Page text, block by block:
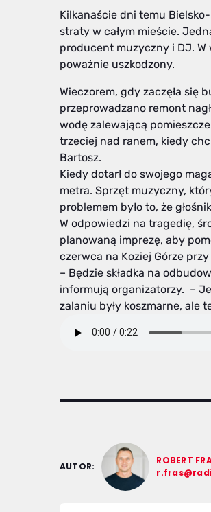
Kilkanaście dni temu
straty w całym mieście.
producent muzyczny i DJ.
poważnie uszkodzony.
Wieczorem, gdy zaczęła się
przeprowadzano remont
wodę zalewającą
trzeciej nad ranem, kiedy
Bartosz.
Kiedy dotarł do swojego
metra. Sprzęt muzyczny,
problemem było to, że
W odpowiedzi na tragedię,
planowaną imprezę, aby
czerwca na Koziej Górze
– Będzie składka na
informują organizatorzy. –
zalaniu były koszmarne, ale
AUTOR:
ROBERT